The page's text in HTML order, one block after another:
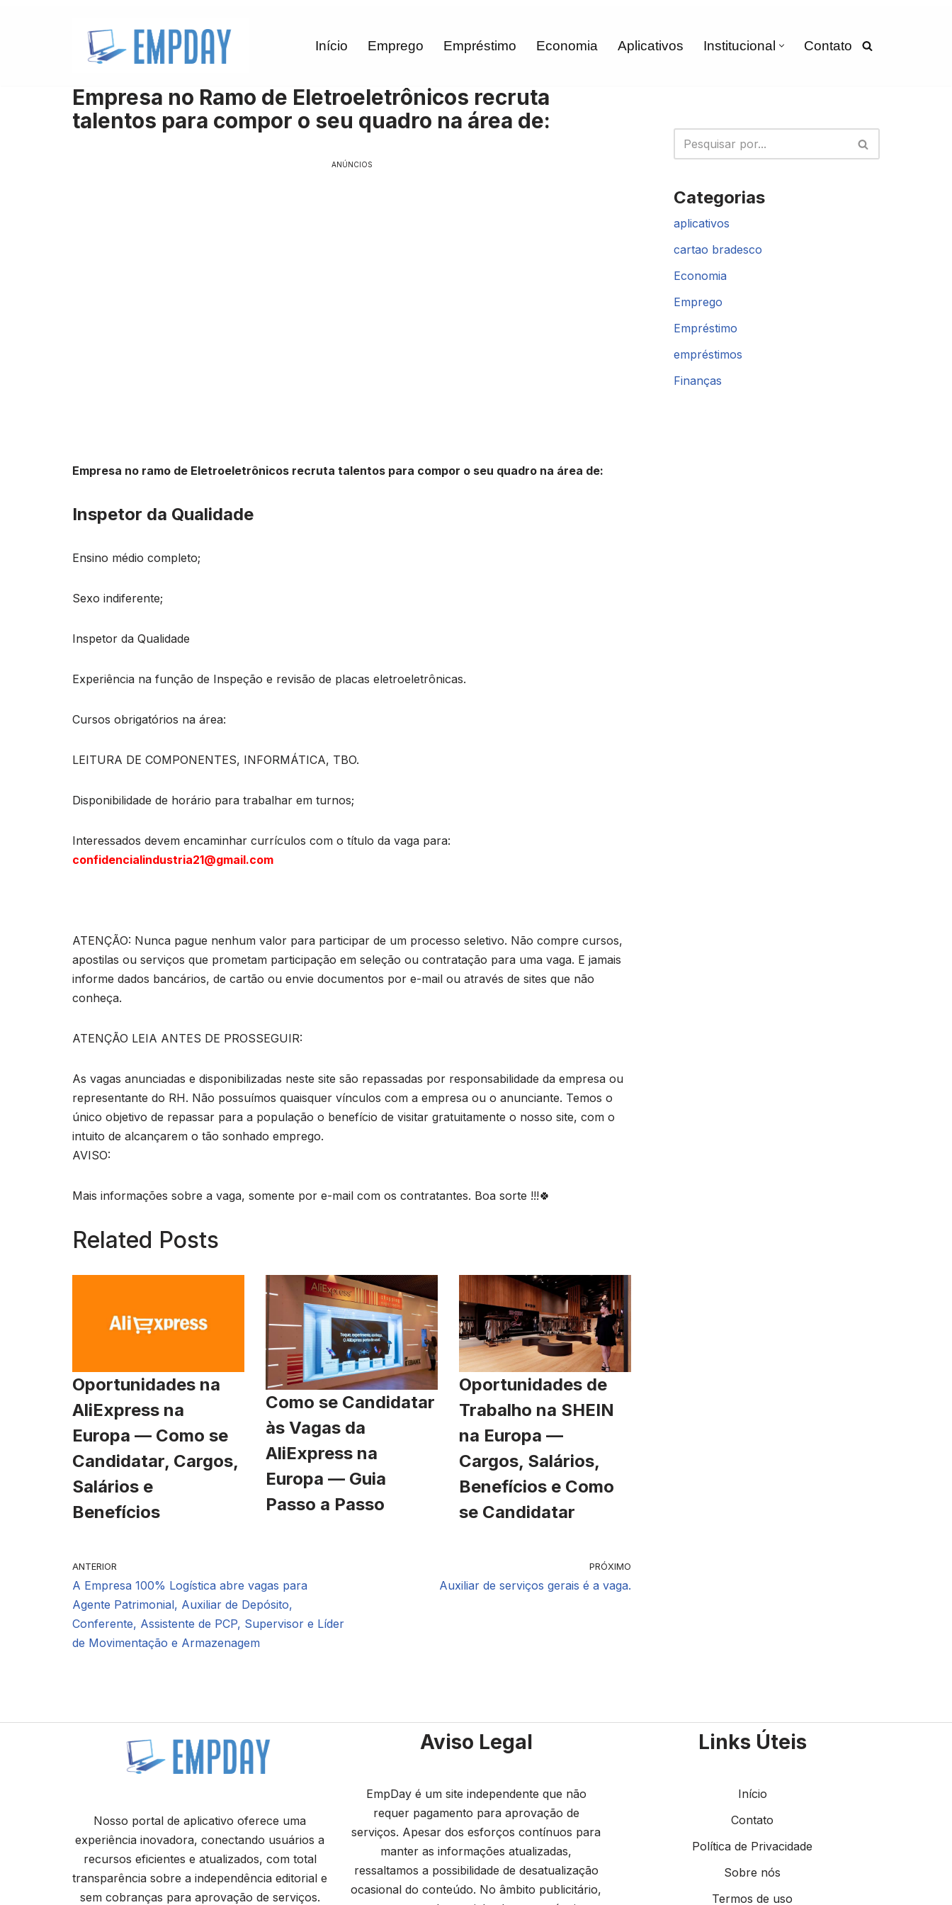
Início Emprego Empréstimo Economia Aplicativos Institucional Contato
Empresa no Ramo de Eletroeletrônicos recruta
talentos para compor o seu quadro na área de:
ANÚNCIOS
Empresa no ramo de Eletroeletrônicos recruta talentos para compor o seu quadro na área de:
Inspetor da Qualidade
Ensino médio completo;
Sexo indiferente;
Inspetor da Qualidade
Experiência na função de Inspeção e revisão de placas eletroeletrônicas.
Cursos obrigatórios na área:
LEITURA DE COMPONENTES, INFORMÁTICA, TBO.
Disponibilidade de horário para trabalhar em turnos;
Interessados devem encaminhar currículos com o título da vaga para:
confidencialindustria21@gmail.com
ATENÇÃO: Nunca pague nenhum valor para participar de um processo seletivo. Não compre cursos,
apostilas ou serviços que prometam participação em seleção ou contratação para uma vaga. E jamais
informe dados bancários, de cartão ou envie documentos por e-mail ou através de sites que não
conheça.
ATENÇÃO LEIA ANTES DE PROSSEGUIR:
As vagas anunciadas e disponibilizadas neste site são repassadas por responsabilidade da empresa ou
representante do RH. Não possuímos quaisquer vínculos com a empresa ou o anunciante. Temos o
único objetivo de repassar para a população o benefício de visitar gratuitamente o nosso site, com o
intuito de alcançarem o tão sonhado emprego.
AVISO:
Mais informações sobre a vaga, somente por e-mail com os contratantes. Boa sorte !!!🍀
Related Posts
Oportunidades na
AliExpress na
Europa — Como se
Candidatar, Cargos,
Salários e
Benefícios
Como se Candidatar
às Vagas da
AliExpress na
Europa — Guia
Passo a Passo
Oportunidades de
Trabalho na SHEIN
na Europa —
Cargos, Salários,
Benefícios e Como
se Candidatar
ANTERIOR
A Empresa 100% Logística abre vagas para
Agente Patrimonial, Auxiliar de Depósito,
Conferente, Assistente de PCP, Supervisor e Líder
de Movimentação e Armazenagem
PRÓXIMO
Auxiliar de serviços gerais é a vaga.
Categorias
aplicativos
cartao bradesco
Economia
Emprego
Empréstimo
empréstimos
Finanças
Nosso portal de aplicativo oferece uma
experiência inovadora, conectando usuários a
recursos eficientes e atualizados, com total
transparência sobre a independência editorial e
sem cobranças para aprovação de serviços.
Aviso Legal
EmpDay é um site independente que não
requer pagamento para aprovação de
serviços. Apesar dos esforços contínuos para
manter as informações atualizadas,
ressaltamos a possibilidade de desatualização
ocasional do conteúdo. No âmbito publicitário,
Links Úteis
Início
Contato
Política de Privacidade
Sobre nós
Termos de uso